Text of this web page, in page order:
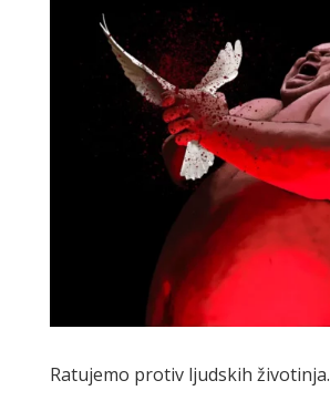
Ratujemo protiv ljudskih životinja.